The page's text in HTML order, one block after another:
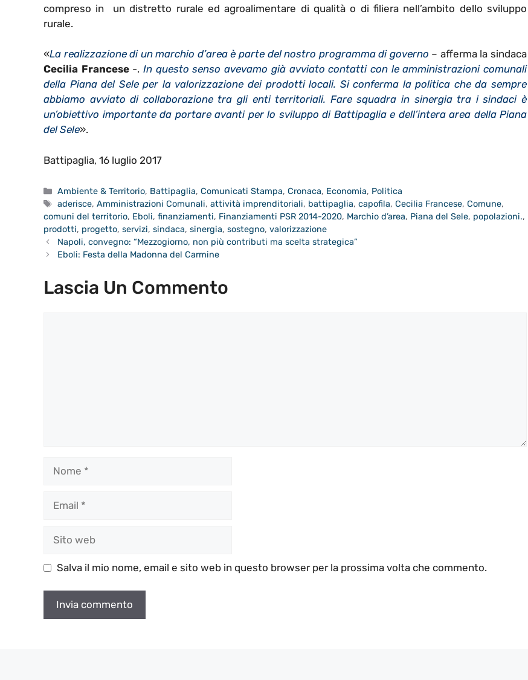
compreso in un distretto rurale ed agroalimentare di qualità o di filiera nell’ambito dello sviluppo
rurale.
«La realizzazione di un marchio d’area è parte del nostro programma di governo – afferma la sindaca
Cecilia Francese-.In questo senso avevamo già avviato contatti con le amministrazioni comunali
della Piana del Sele per la valorizzazione dei prodotti locali. Si conferma la politica che da sempre
abbiamo avviato di collaborazione tra gli enti territoriali. Fare squadra in sinergia tra i sindaci è
un’obiettivo importante da portare avanti per lo sviluppo di Battipaglia e dell’intera area della Piana
del Sele».
Battipaglia, 16 luglio 2017
Categorie
Ambiente & Territorio, Battipaglia,Comunicati Stampa,Cronaca, Economia, Politica
Tag
aderisce,Amministrazioni Comunali,attività imprenditoriali, battipaglia,capofila,Cecilia Francese,Comune,
comuni del territorio, Eboli, finanziamenti, Finanziamenti PSR 2014-2020, Marchio d’area, Piana del Sele, popolazioni.,
prodotti, progetto, servizi, sindaca, sinergia, sostegno, valorizzazione
Napoli, convegno: “Mezzogiorno, non più contributi ma scelta strategica”
Eboli: Festa della Madonna del Carmine
Lascia Un Commento
web
Salva il mio nome, email e sito web in questo browser per la prossima volta che commento.